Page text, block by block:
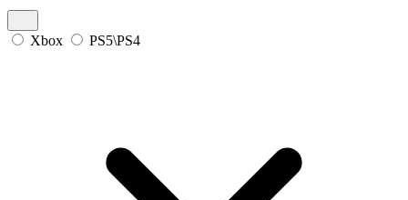
Xbox PS5\PS4